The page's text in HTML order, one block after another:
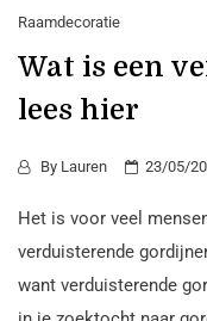
Raamdecoratie
Wat is een
lees hier
By Lauren 23/05/
Het is voor veel
verduisterende
want verduisterende